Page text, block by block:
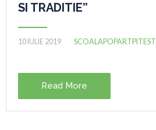
SI TRADITIE”
10 IULIE 2019 SCOALAPOPARTPITESTI
Read More